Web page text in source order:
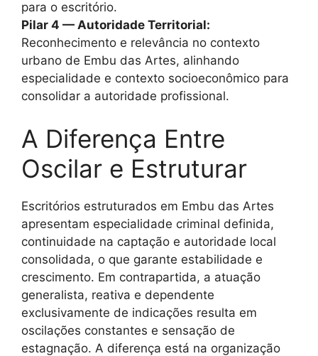
para o escritório.
Pilar 4 — Autoridade Territorial:
Reconhecimento e relevância no contexto
urbano de Embu das Artes, alinhando
especialidade e contexto socioeconômico para
consolidar a autoridade profissional.
A Diferença Entre
Oscilar e Estruturar
Escritórios estruturados em Embu das Artes
apresentam especialidade criminal definida,
continuidade na captação e autoridade local
consolidada, o que garante estabilidade e
crescimento. Em contrapartida, a atuação
generalista, reativa e dependente
exclusivamente de indicações resulta em
oscilações constantes e sensação de
estagnação. A diferença está na organização